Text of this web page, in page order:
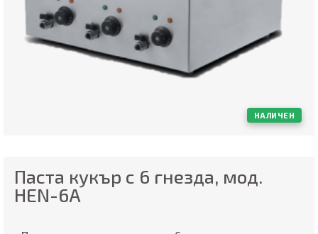
НАЛИЧЕН
Паста кукър с 6 гнезда, мод.
HEN-6A